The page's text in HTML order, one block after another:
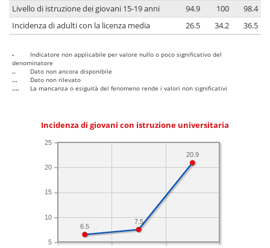
Livello di istruzione dei giovani 15-19 anni 94.9 100
98.4
Incidenza di adulti con la licenza media
26.5 34.2 36.5
-
Indicatore non applicabile per valore nullo o poco significativo del
denominatore
..
Dato non ancora disponibile
...
Dato non rilevato
....
La mancanza o esiguità del fenomeno rende i valori non significativi
Incidenza di giovani con istruzione universitaria
5
10
15
20
25
20.9
7.5
6.5